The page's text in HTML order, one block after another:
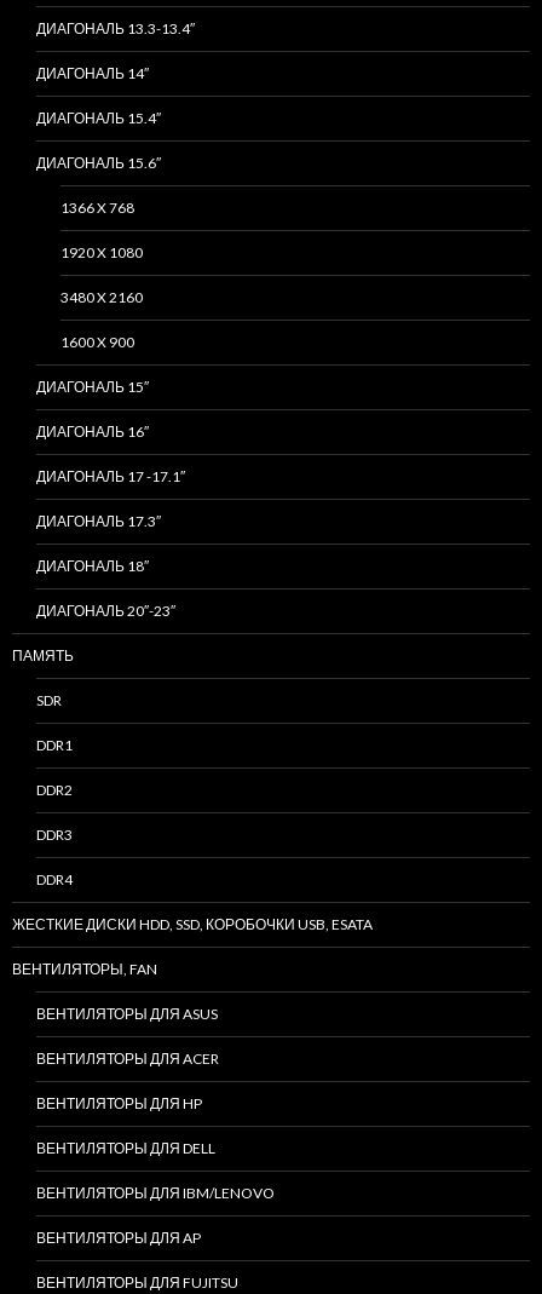
ДИАГОНАЛЬ 13.3-13.4″
ДИАГОНАЛЬ 14″
ДИАГОНАЛЬ 15.4″
ДИАГОНАЛЬ 15.6″
1366 X 768
1920 X 1080
3480 X 2160
1600 X 900
ДИАГОНАЛЬ 15″
ДИАГОНАЛЬ 16″
ДИАГОНАЛЬ 17 -17.1″
ДИАГОНАЛЬ 17.3″
ДИАГОНАЛЬ 18″
ДИАГОНАЛЬ 20″-23″
ПАМЯТЬ
SDR
DDR1
DDR2
DDR3
DDR4
ЖЕСТКИЕ ДИСКИ HDD, SSD, КОРОБОЧКИ USB, ESATA
ВЕНТИЛЯТОРЫ, FAN
ВЕНТИЛЯТОРЫ ДЛЯ ASUS
ВЕНТИЛЯТОРЫ ДЛЯ ACER
ВЕНТИЛЯТОРЫ ДЛЯ HP
ВЕНТИЛЯТОРЫ ДЛЯ DELL
ВЕНТИЛЯТОРЫ ДЛЯ IBM/LENOVO
ВЕНТИЛЯТОРЫ ДЛЯ AP
ВЕНТИЛЯТОРЫ ДЛЯ FUJITSU